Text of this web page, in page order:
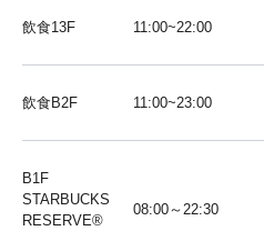
飲食13F 11:00~22:00
飲食B2F 11:00~23:00
B1F
STARBUCKS
RESERVE®︎
08:00～22:30